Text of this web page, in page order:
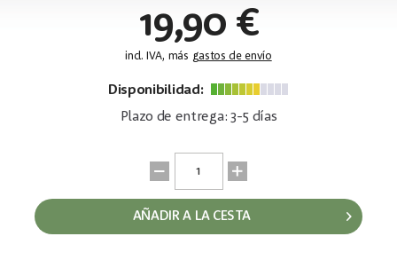
19,90 €
incl. IVA, más gastos de envío
Disponibilidad:
Plazo de entrega: 3-5 días
AÑADIR A LA CESTA